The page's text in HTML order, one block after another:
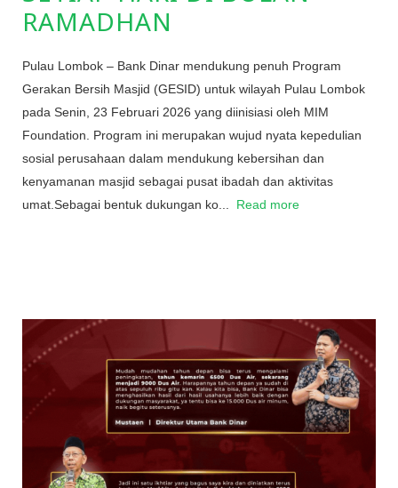
RAMADHAN
Pulau Lombok – Bank Dinar mendukung penuh Program
Gerakan Bersih Masjid (GESID) untuk wilayah Pulau Lombok
pada Senin, 23 Februari 2026 yang diinisiasi oleh MIM
Foundation. Program ini merupakan wujud nyata kepedulian
sosial perusahaan dalam mendukung kebersihan dan
kenyamanan masjid sebagai pusat ibadah dan aktivitas
umat.Sebagai bentuk dukungan ko...
Read more